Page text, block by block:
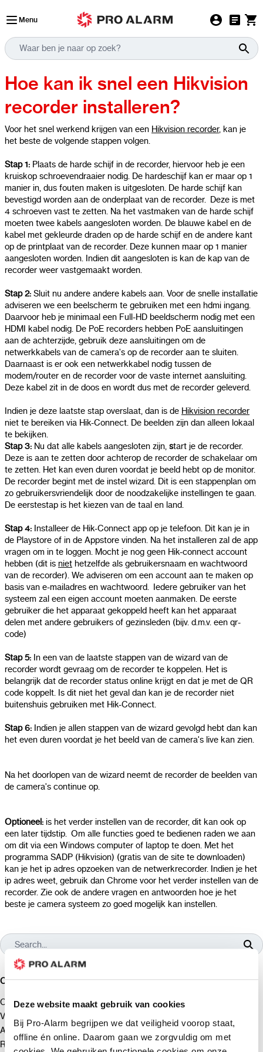
Deze website maakt gebruik van cookies
Bij Pro-Alarm begrijpen we dat veiligheid voorop staat,
offline én online. Daarom gaan we zorgvuldig om met
Menu
Hoe kan ik snel een Hikvision
recorder installeren?
Voor het snel werkend krijgen van een Hikvision recorder, kan je
het beste de volgende stappen volgen.
Stap 1: Plaats de harde schijf in de recorder, hiervoor heb je een
kruiskop schroevendraaier nodig. De hardeschijf kan er maar op 1
manier in, dus fouten maken is uitgesloten. De harde schijf kan
bevestigd worden aan de onderplaat van de recorder. Deze is met
4 schroeven vast te zetten. Na het vastmaken van de harde schijf
moeten twee kabels aangesloten worden. De blauwe kabel en de
kabel met gekleurde draden op de harde schijf en de andere kant
op de printplaat van de recorder. Deze kunnen maar op 1 manier
aangesloten worden. Indien dit aangesloten is kan de kap van de
recorder weer vastgemaakt worden.
Stap 2: Sluit nu andere andere kabels aan. Voor de snelle installatie
adviseren we een beelscherm te gebruiken met een hdmi ingang.
Daarvoor heb je minimaal een Full-HD beeldscherm nodig met een
HDMI kabel nodig. De PoE recorders hebben PoE aansluitingen
aan de achterzijde, gebruik deze aansluitingen om de
netwerkkabels van de camera's op de recorder aan te sluiten.
Daarnaast is er ook een netwerkkabel nodig tussen de
modem/router en de recorder voor de vaste internet aansluiting.
Deze kabel zit in de doos en wordt dus met de recorder geleverd.
Indien je deze laatste stap overslaat, dan is de Hikvision recorder
niet te bereiken via Hik-Connect. De beelden zijn dan alleen lokaal
te bekijken.
Stap 3: Nu dat alle kabels aangesloten zijn, start je de recorder.
Deze is aan te zetten door achterop de recorder de schakelaar om
te zetten. Het kan even duren voordat je beeld hebt op de monitor.
De recorder begint met de instel wizard. Dit is een stappenplan om
zo gebruikersvriendelijk door de noodzakelijke instellingen te gaan.
De eerstestap is het kiezen van de taal en land.
Stap 4: Installeer de Hik-Connect app op je telefoon. Dit kan je in
de Playstore of in de Appstore vinden. Na het installeren zal de app
vragen om in te loggen. Mocht je nog geen Hik-connect account
hebben (dit is niet hetzelfde als gebruikersnaam en wachtwoord
van de recorder). We adviseren om een account aan te maken op
basis van e-mailadres en wachtwoord. Iedere gebruiker van het
systeem zal een eigen account moeten aanmaken. De eerste
gebruiker die het apparaat gekoppeld heeft kan het apparaat
delen met andere gebruikers of gezinsleden (bijv. d.m.v. een qr-
code)
Stap 5: In een van de laatste stappen van de wizard van de
recorder wordt gevraag om de recorder te koppelen. Het is
belangrijk dat de recorder status online krijgt en dat je met de QR
code koppelt. Is dit niet het geval dan kan je de recorder niet
buitenshuis gebruiken met Hik-Connect.
Stap 6: Indien je allen stappen van de wizard gevolgd hebt dan kan
het even duren voordat je het beeld van de camera's live kan zien.
Na het doorlopen van de wizard neemt de recorder de beelden van
de camera's continue op.
Optioneel: is het verder instellen van de recorder, dit kan ook op
een later tijdstip. Om alle functies goed te bedienen raden we aan
om dit via een Windows computer of laptop te doen. Met het
programma SADP (Hikvision) (gratis van de site te downloaden)
kan je het ip adres opzoeken van de netwerkrecorder. Indien je het
ip adres weet, gebruik dan Chrome voor het verder instellen van de
recorder. Zie ook de andere vragen en antwoorden hoe je het
beste je camera systeem zo goed mogelijk kan instellen.
Categorieën
Contact en openingstijden
Verzenden
Afrekenen
Retourneren